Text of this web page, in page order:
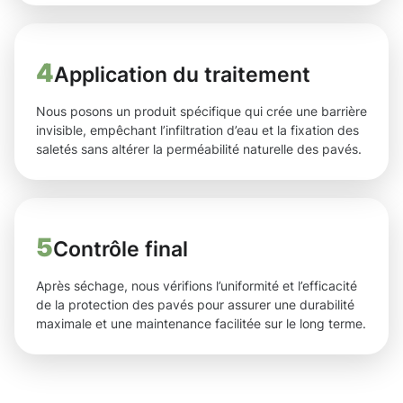
4Application du traitement
Nous posons un produit spécifique qui crée une barrière
invisible, empêchant l’infiltration d’eau et la fixation des
saletés sans altérer la perméabilité naturelle des pavés.
5Contrôle final
Après séchage, nous vérifions l’uniformité et l’efficacité
de la protection des pavés pour assurer une durabilité
maximale et une maintenance facilitée sur le long terme.